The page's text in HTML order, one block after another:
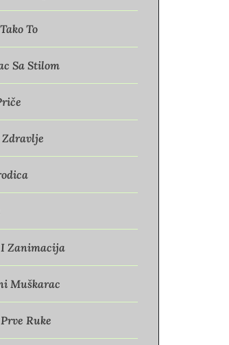
To
Sa Stilom
Zanimacija
Muškarac
Ruke